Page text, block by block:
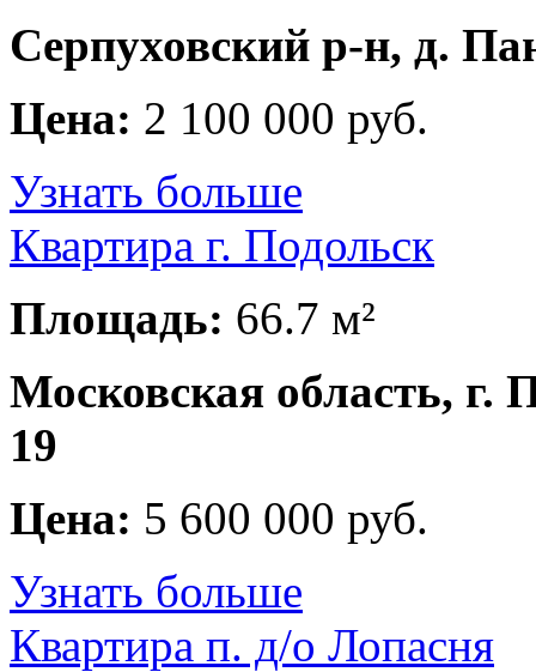
Серпуховский р-н, д.
Цена: 2 100 000 руб.
Узнать больше
Квартира г. Подольск
Площадь: 66.7 м²
Московская область, г.
19
Цена: 5 600 000 руб.
Узнать больше
Квартира п. д/о Лопасня